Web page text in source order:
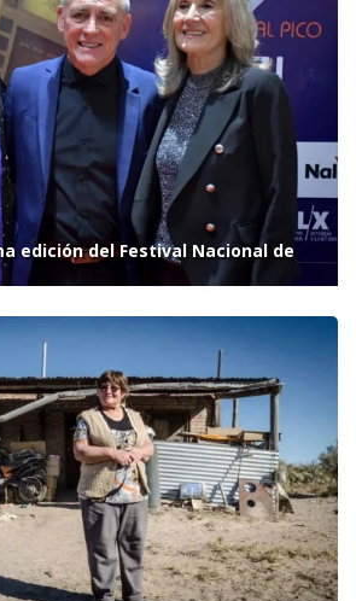
edición del Festival Nacional de